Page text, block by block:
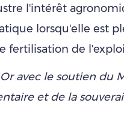
l'intérêt
lorsqu'elle est
fertilisation de
avec le soutien du
et de la